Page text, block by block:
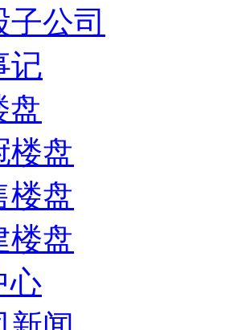
子公司
记
盘
楼盘
楼盘
楼盘
心